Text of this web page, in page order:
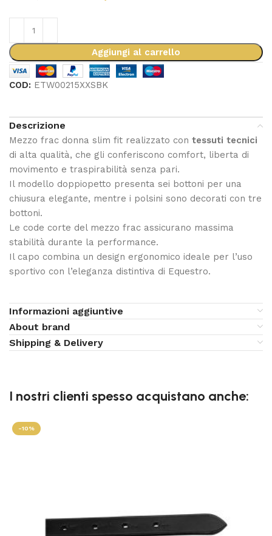
Aggiungi al carrello
COD: ETW00215XXSBK
Descrizione
Mezzo frac donna slim fit realizzato con tessuti tecnici
di alta qualità, che gli conferiscono comfort, liberta di
movimento e traspirabilità senza pari.
Il modello doppiopetto presenta sei bottoni per una
chiusura elegante, mentre i polsini sono decorati con tre
bottoni.
Le code corte del mezzo frac assicurano massima
stabilità durante la performance.
Il capo combina un design ergonomico ideale per l’uso
sportivo con l’eleganza distintiva di Equestro.
Informazioni aggiuntive
About brand
Shipping & Delivery
I nostri clienti spesso acquistano anche:
-10%